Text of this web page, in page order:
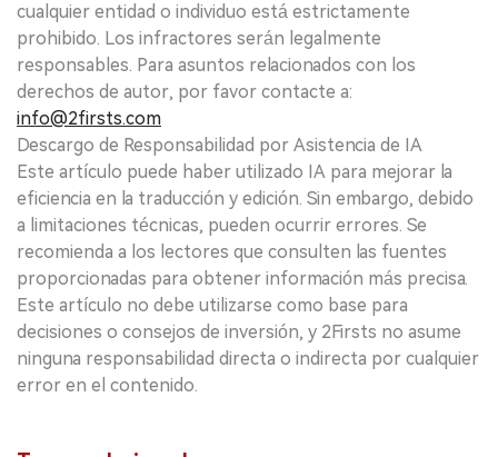
cualquier entidad o individuo está estrictamente
prohibido. Los infractores serán legalmente
responsables. Para asuntos relacionados con los
derechos de autor, por favor contacte a:
info@2firsts.com
Descargo de Responsabilidad por Asistencia de IA
Este artículo puede haber utilizado IA para mejorar la
eficiencia en la traducción y edición. Sin embargo, debido
a limitaciones técnicas, pueden ocurrir errores. Se
recomienda a los lectores que consulten las fuentes
proporcionadas para obtener información más precisa.
Este artículo no debe utilizarse como base para
decisiones o consejos de inversión, y 2Firsts no asume
ninguna responsabilidad directa o indirecta por cualquier
error en el contenido.